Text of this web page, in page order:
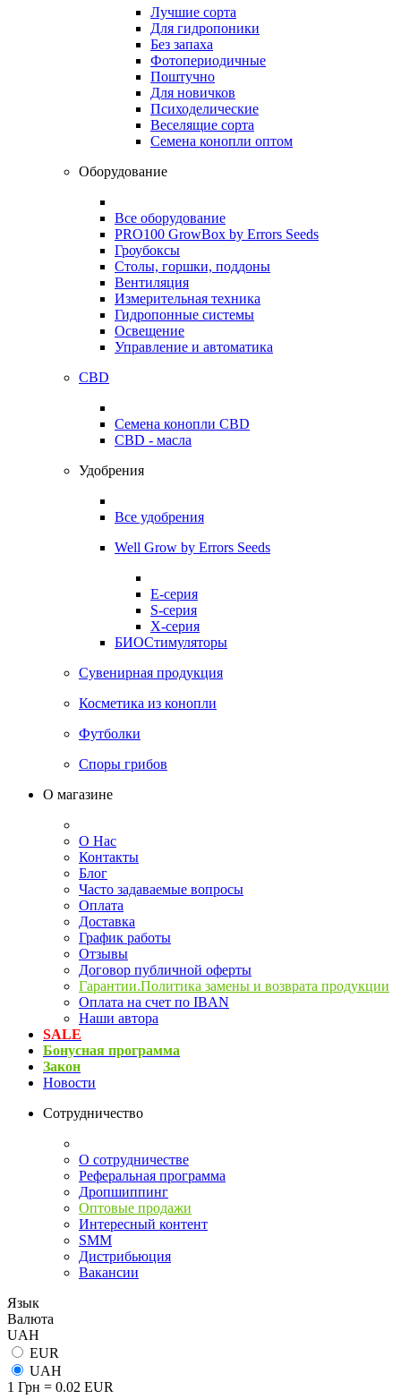
Лучшие сорта
Для гидропоники
Без запаха
Фотопериодичные
Поштучно
Для новичков
Психоделические
Веселящие сорта
Семена конопли оптом
Оборудование
Все оборудование
PRO100 GrowBox by Errors Seeds
Гроубоксы
Столы, горшки, поддоны
Вентиляция
Измерительная техника
Гидропонные системы
Освещение
Управление и автоматика
CBD
Семена конопли CBD
CBD - масла
Удобрения
Все удобрения
Well Grow by Errors Seeds
E-серия
S-серия
X-серия
БИОСтимуляторы
Сувенирная продукция
Косметика из конопли
Футболки
Споры грибов
О магазине
О Нас
Контакты
Блог
Часто задаваемые вопросы
Оплата
Доставка
График работы
Отзывы
Договор публичной оферты
Гарантии.Политика замены и возврата продукции
Оплата на счет по IBAN
Наши автора
SALE
Бонусная программа
Закон
Новости
Сотрудничество
О сотрудничестве
Реферальная программа
Дропшиппинг
Оптовые продажи
Интересный контент
SMM
Дистрибьюция
Вакансии
Язык
Валюта
UAH
EUR
UAH
1 Грн = 0.02 EUR